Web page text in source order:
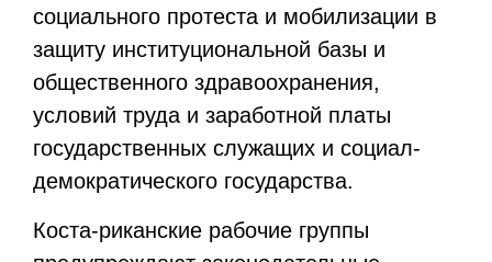
социального протеста и мобилизации в
защиту институциональной базы и
общественного здравоохранения,
условий труда и заработной платы
государственных служащих и социал-
демократического государства.
Коста-риканские рабочие группы